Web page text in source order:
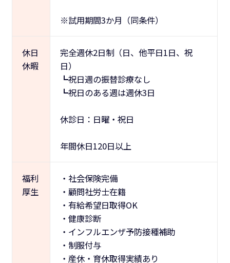
※試用期間3か月（同条件）
休日
休暇
完全週休2日制（日、他平日1日、祝
日）
┗祝日週の振替診療なし
┗祝日のある週は週休3日
休診日：日曜・祝日
年間休日120日以上
福利
厚生
・社会保険完備
・顧問社労士在籍
・有給希望日取得OK
・健康診断
・インフルエンザ予防接種補助
・制服付与
・産休・育休取得実績あり